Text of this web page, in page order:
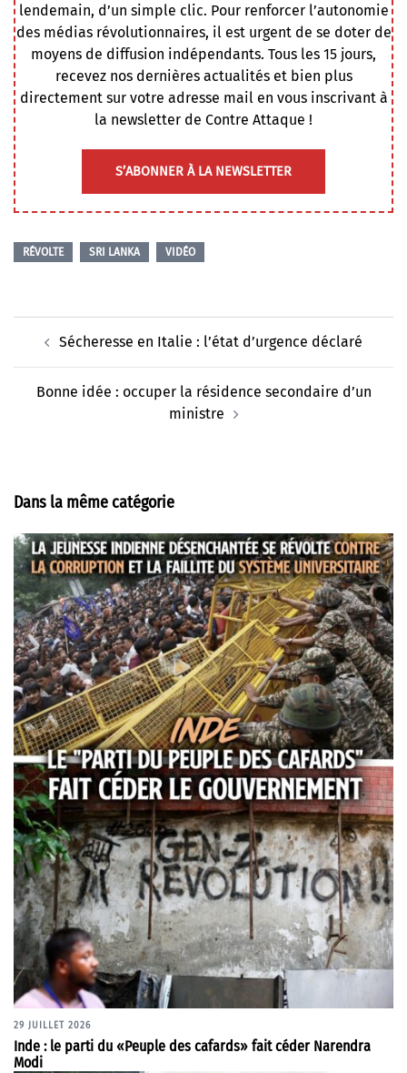
lendemain, d’un simple clic. Pour renforcer l’autonomie
des médias révolutionnaires, il est urgent de se doter de
moyens de diffusion indépendants. Tous les 15 jours,
recevez nos dernières actualités et bien plus
directement sur votre adresse mail en vous inscrivant à
la newsletter de Contre Attaque !
S’ABONNER À LA NEWSLETTER
RÉVOLTE SRI LANKA VIDÉO
d’articleSécheresse en Italie : l’état d’urgence déclaré
Bonne idée : occuper la résidence secondaire d’un
ministre
Dans la même catégorie
29 JUILLET 2026
Inde : le parti du «Peuple des cafards» fait céder Narendra
Modi